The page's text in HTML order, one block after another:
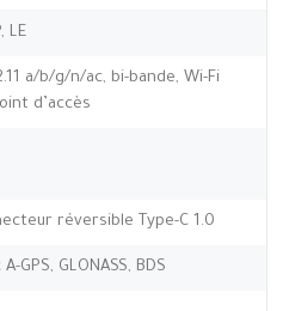
LE
a/b/g/n/ac, bi-bande, Wi-Fi
d’accès
réversible Type-C 1.0
GPS, GLONASS, BDS